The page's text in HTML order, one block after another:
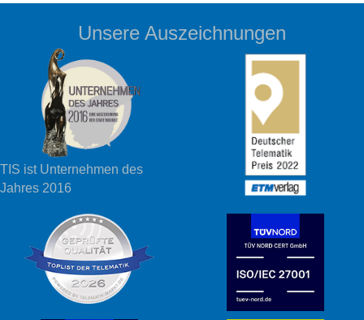
Unsere Auszeichnungen
TIS ist Unternehmen des
Jahres 2016